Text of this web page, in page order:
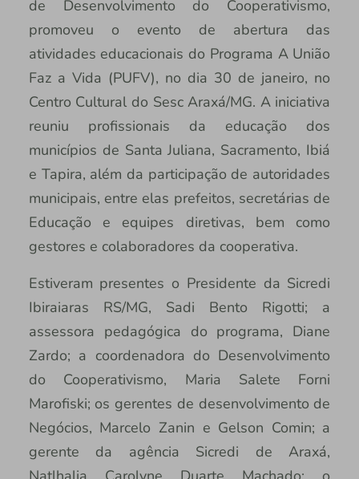
de Desenvolvimento do Cooperativismo,
promoveu o evento de abertura das
atividades educacionais do Programa A União
Faz a Vida (PUFV), no dia 30 de janeiro, no
Centro Cultural do Sesc Araxá/MG. A iniciativa
reuniu profissionais da educação dos
municípios de Santa Juliana, Sacramento, Ibiá
e Tapira, além da participação de autoridades
municipais, entre elas prefeitos, secretárias de
Educação e equipes diretivas, bem como
gestores e colaboradores da cooperativa.
Estiveram presentes o Presidente da Sicredi
Ibiraiaras RS/MG, Sadi Bento Rigotti; a
assessora pedagógica do programa, Diane
Zardo; a coordenadora do Desenvolvimento
do Cooperativismo, Maria Salete Forni
Marofiski; os gerentes de desenvolvimento de
Negócios, Marcelo Zanin e Gelson Comin; a
gerente da agência Sicredi de Araxá,